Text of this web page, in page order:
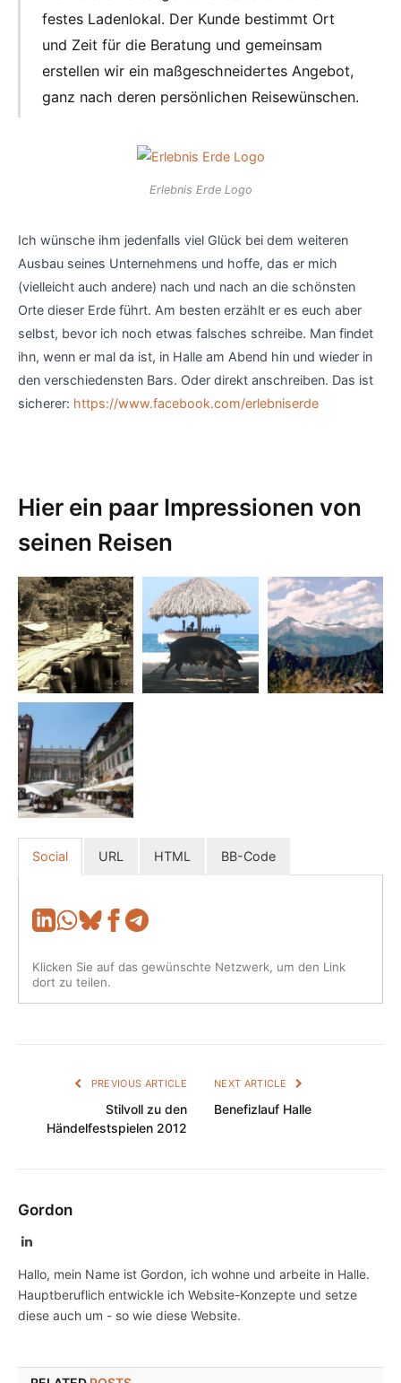
festes Ladenlokal. Der Kunde bestimmt Ort
und Zeit für die Beratung und gemeinsam
erstellen wir ein maßgeschneidertes Angebot,
ganz nach deren persönlichen Reisewünschen.
Erlebnis Erde Logo
Ich wünsche ihm jedenfalls viel Glück bei dem weiteren
Ausbau seines Unternehmens und hoffe, das er mich
(vielleicht auch andere) nach und nach an die schönsten
Orte dieser Erde führt. Am besten erzählt er es euch aber
selbst, bevor ich noch etwas falsches schreibe. Man findet
ihn, wenn er mal da ist, in Halle am Abend hin und wieder in
den verschiedensten Bars. Oder direkt anschreiben. Das ist
sicherer: https://www.facebook.com/erlebniserde
Hier ein paar Impressionen von
seinen Reisen
Social URL HTML BB-Code
Klicken Sie auf das gewünschte Netzwerk, um den Link
dort zu teilen.
PREVIOUS ARTICLE
Stilvoll zu den
Händelfestspielen 2012
NEXT ARTICLE
Benefizlauf Halle
Gordon
LinkedIn
Hallo, mein Name ist Gordon, ich wohne und arbeite in Halle.
Hauptberuflich entwickle ich Website-Konzepte und setze
diese auch um - so wie diese Website.